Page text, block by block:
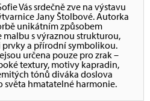
Vás srdečně zve na výstavu
Jany Štolbové. Autorka
unikátním způsobem
malbu s výraznou strukturou,
a přírodní symbolikou.
určena pouze pro zrak –
textury, motivy kapradin,
tónů diváka doslova
světa hmatatelné harmonie.